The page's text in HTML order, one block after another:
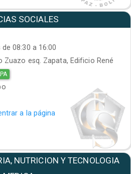
SOCIALES
de 08:30 a 16:00
Zuazo esq. Zapata, Edificio René
a la página
NUTRICION Y TECNOLOGIA